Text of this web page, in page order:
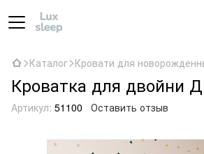
Каталог Кровати для
Кроватка для двойни
Артикул: 51100 Оставить отзыв